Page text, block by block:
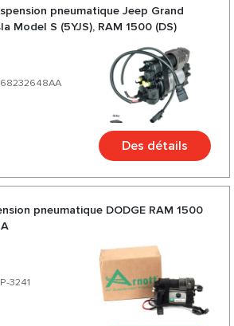
pneumatique Jeep Grand
Model S (5YJS), RAM 1500 (DS)
Des détails
pneumatique DODGE RAM 1500
3241